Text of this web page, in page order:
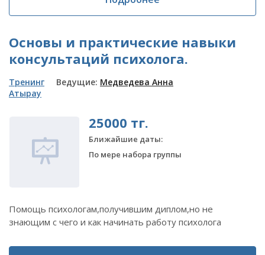
Основы и практические навыки
консультаций психолога.
Тренинг
Атырау
Ведущие: Медведева Анна
25000 тг.
Ближайшие даты:
По мере набора группы
Помощь психологам,получившим диплом,но не
знающим с чего и как начинать работу психолога